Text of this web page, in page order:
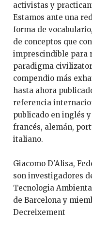
activistas y
Estamos ante una
forma de
de conceptos que
imprescindible para
paradigma
compendio más
hasta ahora
referencia
publicado en inglés
francés, alemán,
italiano.
Giacomo D'Alisa,
son investigadores
Tecnologia
de Barcelona y
Decreixement